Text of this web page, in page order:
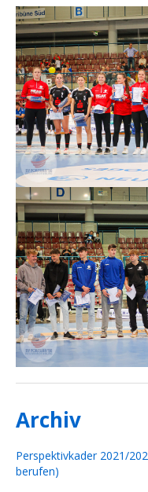
Archiv
Perspektivkader 2021/
berufen)